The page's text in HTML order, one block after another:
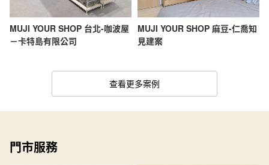
MUJI YOUR SHOP 台北-咖波屋
－卡特島有限公司
MUJI YOUR SHOP 麻豆-仁喬知
見建案
查看更多案例
門市服務